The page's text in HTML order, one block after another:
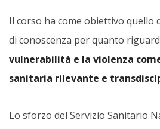
Il corso ha come obiettivo quello
di conoscenza per quanto
vulnerabilità e la violenza
sanitaria rilevante e
Lo sforzo del Servizio Sanitario